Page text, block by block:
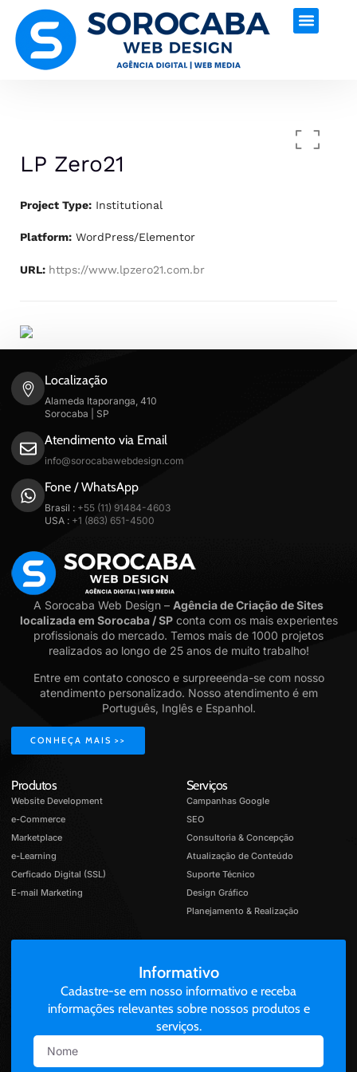
LP Zero21
Project Type: Institutional
Platform: WordPress/Elementor
URL: https://www.lpzero21.com.br
Localização
Alameda Itaporanga, 410
Sorocaba | SP
Atendimento via Email
info@sorocabawebdesign.com
Fone / WhatsApp
Brasil : +55 (11) 91484-4603
USA : +1 (863) 651-4500
A Sorocaba Web Design – Agência de Criação de Sites
localizada em Sorocaba / SPconta com os mais experientes
profissionais do mercado. Temos mais de 1000 projetos
realizados ao longo de 25 anos de muito trabalho!
Entre em contato conosco e surpreeenda-se com nosso
atendimento personalizado. Nosso atendimento é em
Português, Inglês e Espanhol.
CONHEÇA MAIS >>
Produtos
Website Development
e-Commerce
Marketplace
e-Learning
Cerficado Digital (SSL)
E-mail Marketing
Serviços
Campanhas Google
SEO
Consultoria & Concepção
Atualização de Conteúdo
Suporte Técnico
Design Gráfico
Planejamento & Realização
Informativo
Cadastre-se em nosso informativo e receba
informações relevantes sobre nossos produtos e
serviços.